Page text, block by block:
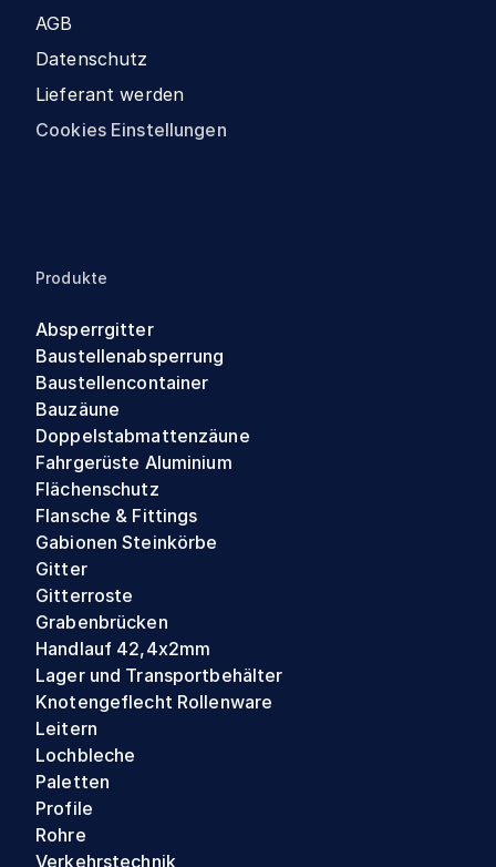
AGB
Datenschutz
Lieferant werden
Cookies Einstellungen
Produkte
Absperrgitter
Baustellenabsperrung
Baustellencontainer
Bauzäune
Doppelstabmattenzäune
Fahrgerüste Aluminium
Flächenschutz
Flansche & Fittings
Gabionen Steinkörbe
Gitter
Gitterroste
Grabenbrücken
Handlauf 42,4x2mm
Lager und Transportbehälter
Knotengeflecht Rollenware
Leitern
Lochbleche
Paletten
Profile
Rohre
Verkehrstechnik